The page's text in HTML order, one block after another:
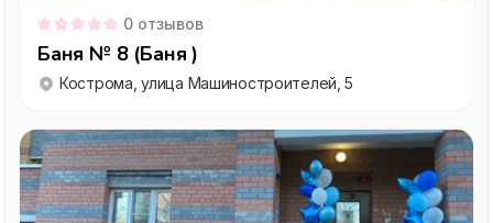
0 отзывов
Баня № 8 (Баня )
Кострома, улица Машиностроителей, 5